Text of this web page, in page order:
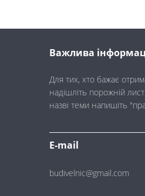
Важлива
Для тих, хто бажає
надішліть порожній
назві теми напишіть
E-mail
budivelnic@gmail.com